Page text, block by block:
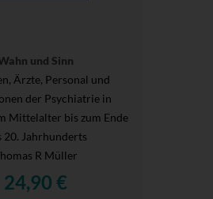
und Sinn
Ärzte, Personal und
der Psychiatrie in
Mittelalter bis zum Ende
20. Jahrhunderts
R Müller
24,90 €